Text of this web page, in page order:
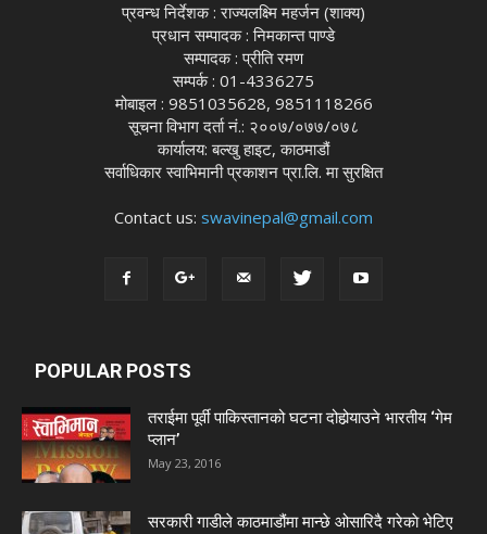
प्रवन्ध निर्देशक : राज्यलक्ष्मि महर्जन (शाक्य)
प्रधान सम्पादक : निमकान्त पाण्डे
सम्पादक : प्रीति रमण
सम्पर्क : 01-4336275
मोबाइल : 9851035628, 9851118266
सूचना विभाग दर्ता नं.: २००७/०७७/०७८
कार्यालय: बल्खु हाइट, काठमाडौं
सर्वाधिकार स्वाभिमानी प्रकाशन प्रा.लि. मा सुरक्षित
Contact us: swavinepal@gmail.com
POPULAR POSTS
तराईमा पूर्वी पाकिस्तानको घटना दोहोर्‍याउने भारतीय ‘गेम
प्लान’
May 23, 2016
सरकारी गाडीले काठमाडौंमा मान्छे ओसारिदै गरेकाे भेटिए